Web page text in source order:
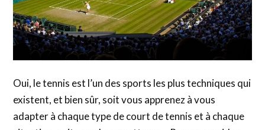
Oui, le tennis est l’un des sports les plus techniques qui
existent, et bien sûr, soit vous apprenez à vous
adapter à chaque type de court de tennis et à chaque